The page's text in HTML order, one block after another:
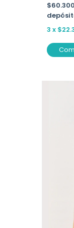
$60.300
3 x